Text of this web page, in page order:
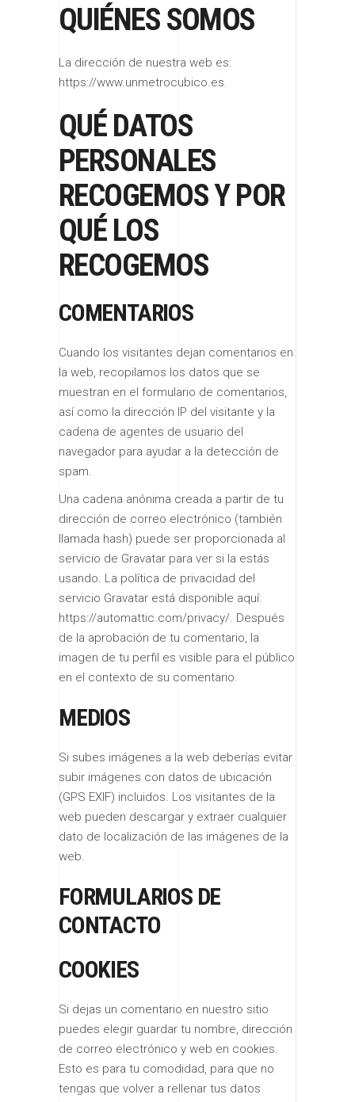
QUIÉNES SOMOS
La dirección de nuestra web es:
https://www.unmetrocubico.es.
QUÉ DATOS
PERSONALES
RECOGEMOS Y POR
QUÉ LOS
RECOGEMOS
COMENTARIOS
Cuando los visitantes dejan comentarios en
la web, recopilamos los datos que se
muestran en el formulario de comentarios,
así como la dirección IP del visitante y la
cadena de agentes de usuario del
navegador para ayudar a la detección de
spam.
Una cadena anónima creada a partir de tu
dirección de correo electrónico (también
llamada hash) puede ser proporcionada al
servicio de Gravatar para ver si la estás
usando. La política de privacidad del
servicio Gravatar está disponible aquí:
https://automattic.com/privacy/. Después
de la aprobación de tu comentario, la
imagen de tu perfil es visible para el público
en el contexto de su comentario.
MEDIOS
Si subes imágenes a la web deberías evitar
subir imágenes con datos de ubicación
(GPS EXIF) incluidos. Los visitantes de la
web pueden descargar y extraer cualquier
dato de localización de las imágenes de la
web.
FORMULARIOS DE
CONTACTO
COOKIES
Si dejas un comentario en nuestro sitio
puedes elegir guardar tu nombre, dirección
de correo electrónico y web en cookies.
Esto es para tu comodidad, para que no
tengas que volver a rellenar tus datos